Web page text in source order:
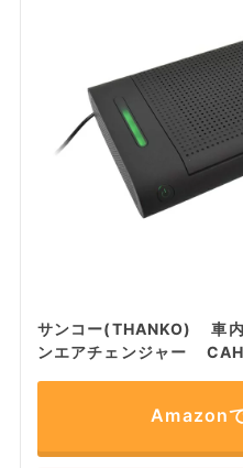
サンコー(THANKO) 車
ンエアチェンジャー
Amazon